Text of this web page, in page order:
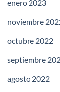
enero 2023
noviembre
octubre 2022
septiembre
agosto 2022